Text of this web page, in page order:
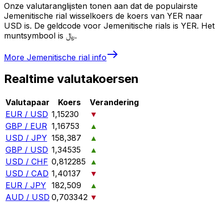
Onze valutaranglijsten tonen aan dat de populairste
Jemenitische rial wisselkoers de koers van YER naar
USD is. De geldcode voor Jemenitische rials is YER. Het
muntsymbool is ﷼.
More Jemenitische rial info
Realtime valutakoersen
Valutapaar Koers
Verandering
EUR / USD 1,15230
▼
GBP / EUR 1,16753
▲
USD / JPY 158,387
▲
GBP / USD 1,34535
▲
USD / CHF 0,812285 ▲
USD / CAD 1,40137
▼
EUR / JPY 182,509
▲
AUD / USD 0,703342 ▼